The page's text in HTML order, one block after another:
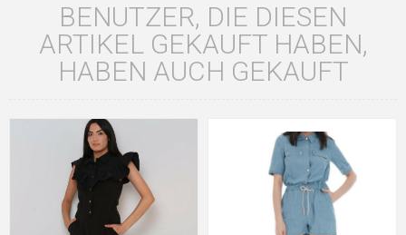
BENUTZER, DIE DIESEN
ARTIKEL GEKAUFT HABEN,
HABEN AUCH GEKAUFT